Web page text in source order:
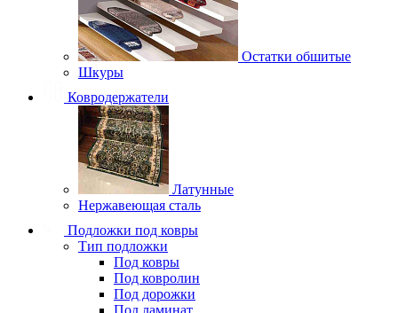
Остатки обшитые
Шкуры
Ковродержатели
Латунные
Нержавеющая сталь
Подложки под ковры
Тип подложки
Под ковры
Под ковролин
Под дорожки
Под ламинат